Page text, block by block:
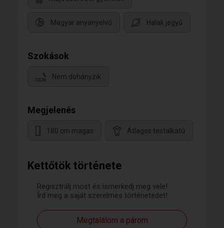
Kettőtök története
Regisztrálj most és ismerkedj meg vele!
Írd meg a saját szerelmes történetedet!
Megtalálom a párom
Magyar anyanyelvű Halak jegyű
Szokások
Nem dohányzik
Megjelenés
180 cm magas Átlagos testalkatú